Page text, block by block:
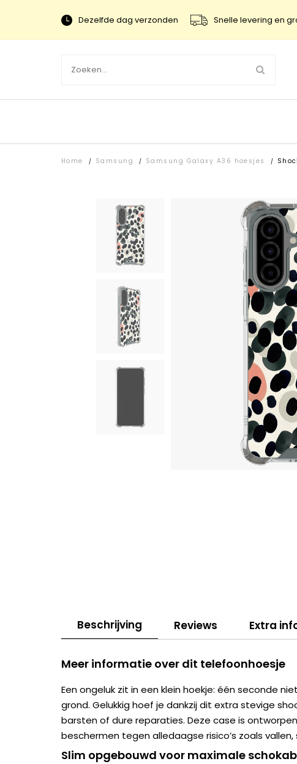
Dezelfde dag verzonden Snelle levering en
Home / Samsung / Samsung Galaxy A36 hoesjes /
Beschrijving Reviews Extra
Meer informatie over dit telefoonhoesje
Een ongeluk zit in een klein hoekje: één seconde
grond. Gelukkig hoef je dankzij dit extra stevige
barsten of dure reparaties. Deze case is
beschermen tegen alledaagse risico’s zoals
Slim opgebouwd voor maximale